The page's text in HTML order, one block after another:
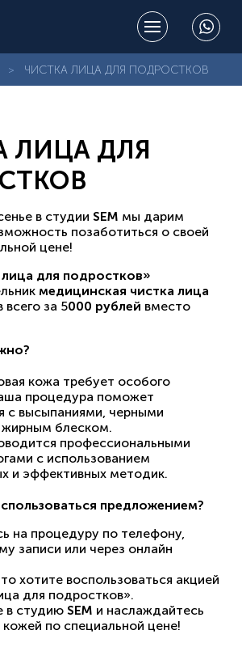
ЧИСТКА ЛИЦА ДЛЯ ПОДРОСТКОВ
ЛИЦА ДЛЯ
в студии SEM мы дарим
позаботиться о своей
цене!
для подростков»
медицинская чистка лица
за 5000 рублей вместо
кожа требует особого
процедура поможет
с высыпаниями, черными
жирным блеском.
профессиональными
с использованием
и эффективных методик.
предложением?
на процедуру по телефону,
записи или через онлайн
хотите воспользоваться акцией
для подростков».
в студию SEM и наслаждайтесь
по специальной цене!